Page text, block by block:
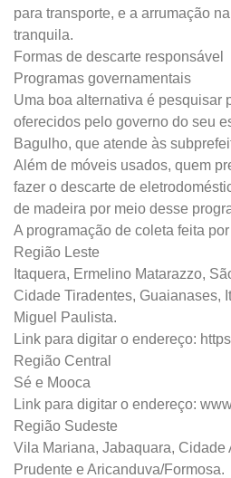
para transporte, e a arrumação
tranquila.
Formas de descarte responsável
Programas governamentais
Uma boa alternativa é pesquisar
oferecidos pelo governo do seu
Bagulho, que atende às
Além de móveis usados, quem
fazer o descarte de
de madeira por meio desse
A programação de coleta feita
Região Leste
Itaquera, Ermelino Matarazzo,
Cidade Tiradentes, Guaianases,
Miguel Paulista.
Link para digitar o endereço:
Região Central
Sé e Mooca
Link para digitar o endereço:
Região Sudeste
Vila Mariana, Jabaquara, Cidade
Prudente e Aricanduva/Formosa.